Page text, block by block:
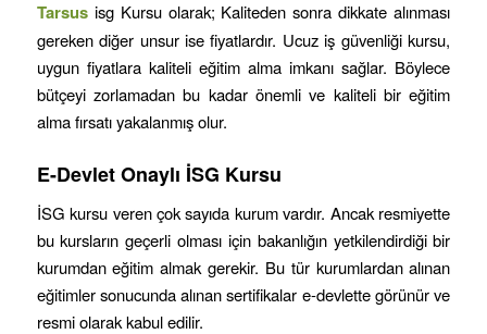
Tarsus isg Kursu olarak; Kaliteden sonra dikkate alınması
gereken diğer unsur ise fiyatlardır. Ucuz iş güvenliği kursu,
uygun fiyatlara kaliteli eğitim alma imkanı sağlar. Böylece
bütçeyi zorlamadan bu kadar önemli ve kaliteli bir eğitim
alma fırsatı yakalanmış olur.
E-Devlet Onaylı İSG Kursu
İSG kursu veren çok sayıda kurum vardır. Ancak resmiyette
bu kursların geçerli olması için bakanlığın yetkilendirdiği bir
kurumdan eğitim almak gerekir. Bu tür kurumlardan alınan
eğitimler sonucunda alınan sertifikalar e-devlette görünür ve
resmi olarak kabul edilir.